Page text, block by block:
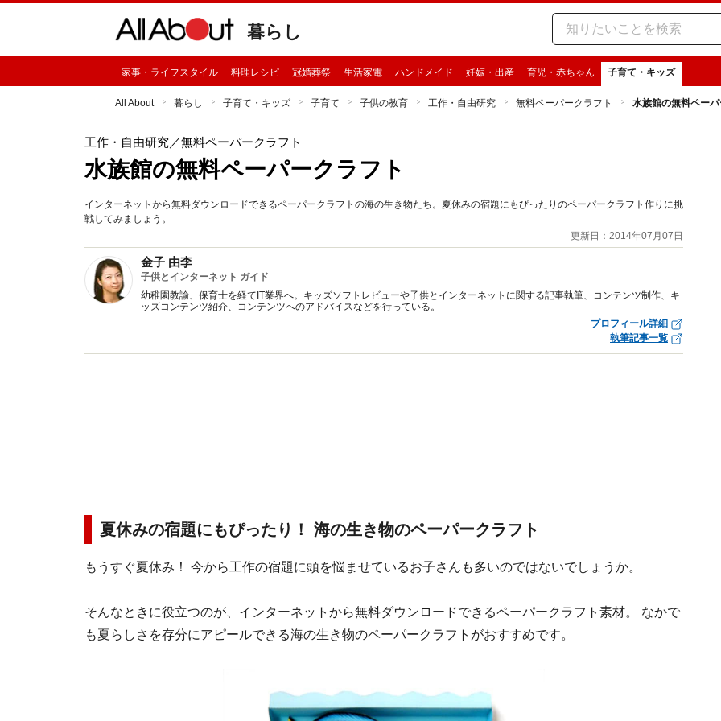
暮らし
家事・ライフスタイル 料理レシピ 冠婚葬祭 生活家電 ハンドメイド 妊娠・出産 育児・赤ちゃん 子育て・キッズ
All About 暮らし 子育て・キッズ 子育て 子供の教育 工作・自由研究 無料ペーパークラフト 水族館の無料ペーパ
工作・自由研究／無料ペーパークラフト
水族館の無料ペーパークラフト
インターネットから無料ダウンロードできるペーパークラフトの海の生き物たち。夏休みの宿題にもぴったりのペーパークラフト作りに挑
戦してみましょう。
更新日：2014年07月07日
金子 由李
子供とインターネット ガイド
幼稚園教諭、保育士を経てIT業界へ。キッズソフトレビューや子供とインターネットに関する記事執筆、コンテンツ制作、キ
ッズコンテンツ紹介、コンテンツへのアドバイスなどを行っている。
プロフィール詳細
執筆記事一覧
夏休みの宿題にもぴったり！ 海の生き物のペーパークラフト
もうすぐ夏休み！ 今から工作の宿題に頭を悩ませているお子さんも多いのではないでしょうか。
そんなときに役立つのが、インターネットから無料ダウンロードできるペーパークラフト素材。 なかで
も夏らしさを存分にアピールできる海の生き物のペーパークラフトがおすすめです。